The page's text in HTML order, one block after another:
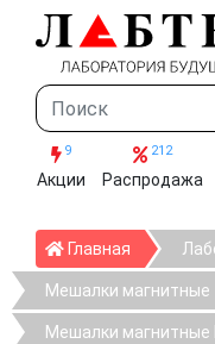
9
Акции
212
Распродажа
Главная Главная
Мешалки магнитные
Мешалки магнитные